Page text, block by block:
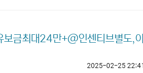
보금최대24만+@인센티브별도,
2025-02-25